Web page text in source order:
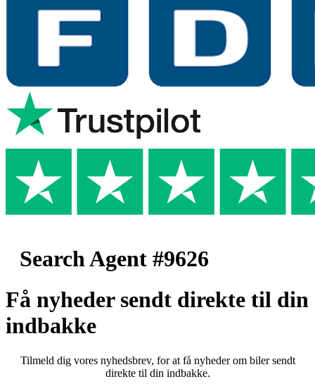
Search Agent #9626
Få nyheder sendt direkte til din
indbakke
Tilmeld dig vores nyhedsbrev, for at få nyheder om biler sendt
direkte til din indbakke.